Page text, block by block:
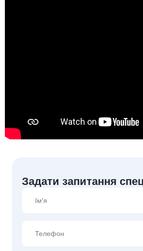
Задати запитання